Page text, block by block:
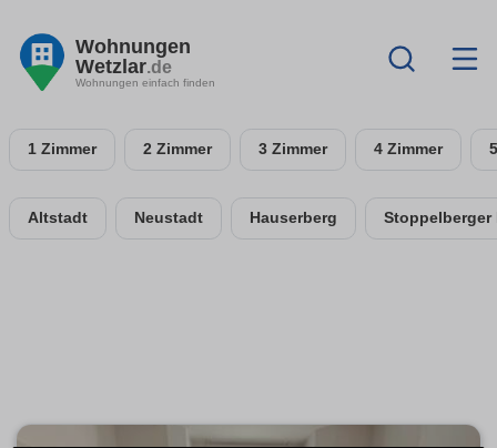
Wohnungen
Wetzlar.de
Wohnungen einfach finden
1 Zimmer 2 Zimmer 3 Zimmer 4 Zimmer
Altstadt Neustadt Hauserberg Stoppelberger